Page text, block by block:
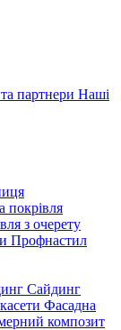
партнери Наші
покрівля
з очерету
Профнастил
Сайдинг
Фасадна
композит